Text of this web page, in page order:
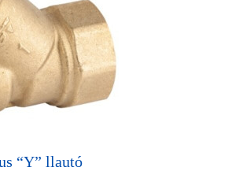
“Y” llautó